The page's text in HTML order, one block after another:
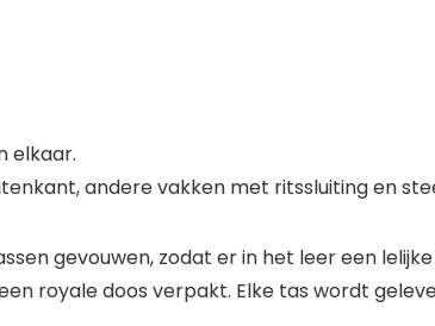
elkaar.
andere vakken met ritssluiting en
gevouwen, zodat er in het leer een
royale doos verpakt. Elke tas wordt